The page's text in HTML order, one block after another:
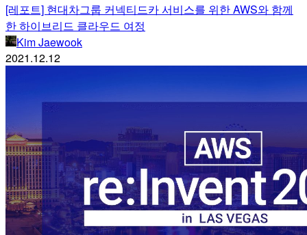
[레포트] 현대차그룹 커넥티드카 서비스를 위한 AWS와 함께
한 하이브리드 클라우드 여정
Kim Jaewook
2021.12.12